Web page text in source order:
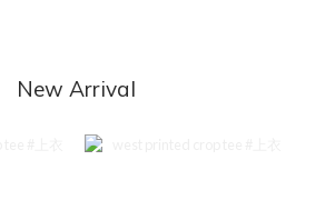
New Arrival